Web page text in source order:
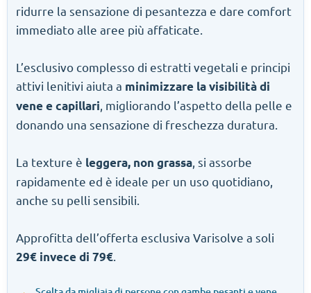
ridurre la sensazione di pesantezza e dare comfort
immediato alle aree più affaticate.
L’esclusivo complesso di estratti vegetali e principi
attivi lenitivi aiuta a minimizzare la visibilità di
vene e capillari , migliorando l’aspetto della pelle e
donando una sensazione di freschezza duratura.
La texture è leggera, non grassa , si assorbe
rapidamente ed è ideale per un uso quotidiano,
anche su pelli sensibili.
Approfitta dell’offerta esclusiva Varisolve a soli
29€ invece di 79€